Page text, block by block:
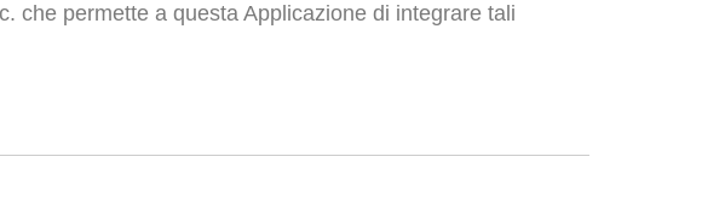
che permette a questa Applicazione di integrare tali